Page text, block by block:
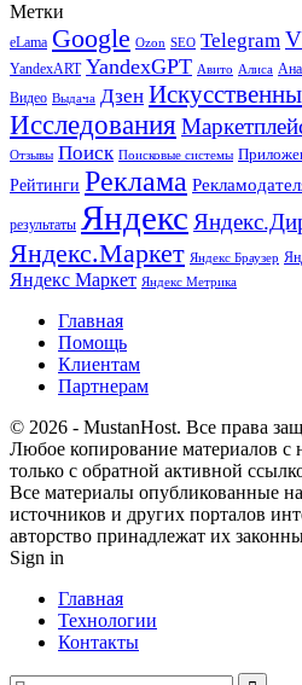
Метки
eLama Google Ozon SEO Telegram
YandexART YandexGPT Авито Алиса
Видео Выдача Дзен
Исследования
Отзывы Поиск Поисковые системы
Рейтинги Реклама
результаты Яндекс
Яндекс.Маркет Яндекс Браузер
Яндекс Маркет Яндекс Метрика
Главная
Помощь
Клиентам
Партнерам
© 2026 - MustanHost. Все права
Любое копирование материалов с
только с обратной активной
Все материалы опубликованные
источников и других порталов
авторство принадлежат их
Sign in
Главная
Технологии
Контакты